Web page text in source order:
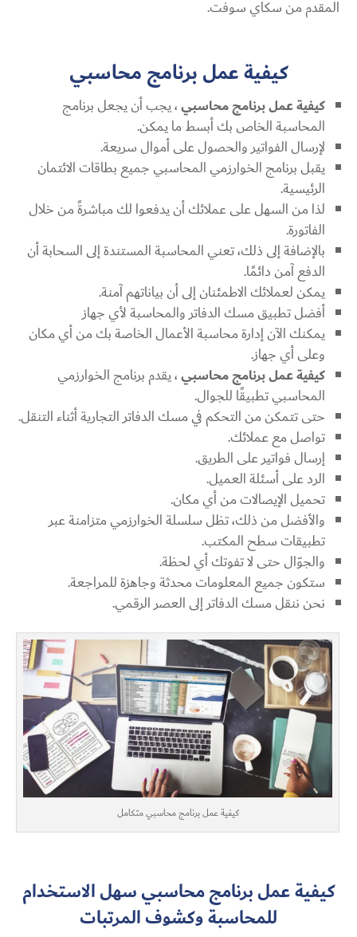
المقدم من سكاي سوفت.
كيفية عمل برنامج محاسبي
كيفية عمل برنامج محاسبي، يجب أن يجعل برنامج
المحاسبة الخاص بك أبسط ما يمكن.
لإرسال الفواتير والحصول على أموال سريعة.
يقبل برنامج الخوارزمي المحاسبي جميع بطاقات الائتمان
الرئيسية.
لذا من السهل على عملائك أن يدفعوا لك مباشرةً من خلال
الفاتورة.
بالإضافة إلى ذلك، تعني المحاسبة المستندة إلى السحابة أن
الدفع آمن دائمًا.
يمكن لعملائك الاطمئنان إلى أن بياناتهم آمنة.
أفضل تطبيق مسك الدفاتر والمحاسبة لأي جهاز
يمكنك الآن إدارة محاسبة الأعمال الخاصة بك من أي مكان
وعلى أي جهاز.
كيفية عمل برنامج محاسبي، يقدم برنامج الخوارزمي
المحاسبي تطبيقًا للجوال.
حتى تتمكن من التحكم في مسك الدفاتر التجارية أثناء التنقل.
تواصل مع عملائك.
إرسال فواتير على الطريق.
الرد على أسئلة العميل.
تحميل الإيصالات من أي مكان.
والأفضل من ذلك، تظل سلسلة الخوارزمي متزامنة عبر
تطبيقات سطح المكتب.
والجوّال حتى لا تفوتك أي لحظة.
ستكون جميع المعلومات محدثة وجاهزة للمراجعة.
نحن ننقل مسك الدفاتر إلى العصر الرقمي.
كيفية عمل برنامج محاسبي متكامل
كيفية عمل برنامج محاسبي سهل الاستخدام
للمحاسبة وكشوف المرتبات